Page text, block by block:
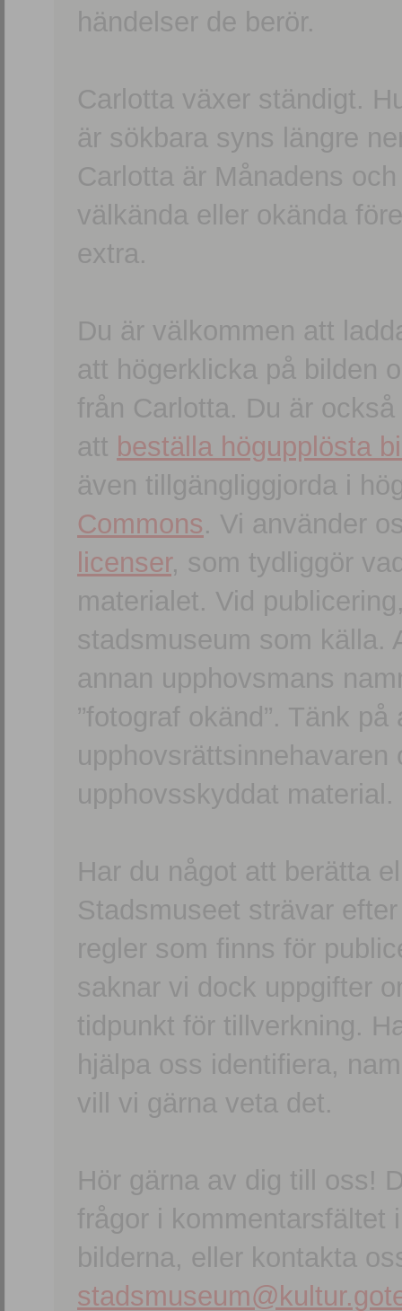
händelser de berör.
Carlotta växer ständigt.
är sökbara syns längre
Carlotta är Månadens
välkända eller okända
extra.
Du är välkommen att
att högerklicka på bilden
från Carlotta. Du är
att beställa högupplösta
även tillgängliggjorda i
Commons. Vi använder
licenser, som tydliggör
materialet. Vid
stadsmuseum som källa.
annan upphovsmans
”fotograf okänd”. Tänk
upphovsskyddat material.
Har du något att berätta
Stadsmuseet strävar
regler som finns för
saknar vi dock uppgifter
tidpunkt för tillverkning.
hjälpa oss identifiera,
vill vi gärna veta det.
Hör gärna av dig till oss!
frågor i kommentarsfältet
bilderna, eller kontakta